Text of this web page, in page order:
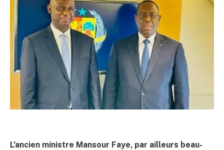
L’ancien ministre Mansour Faye, par ailleurs beau-